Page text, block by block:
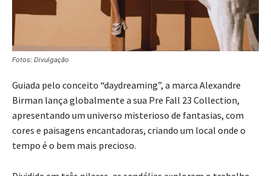
Fotos: Divulgação
Guiada pelo conceito “daydreaming”, a marca Alexandre
Birman lança globalmente a sua Pre Fall 23 Collection,
apresentando um universo misterioso de fantasias, com
cores e paisagens encantadoras, criando um local onde o
tempo é o bem mais precioso.